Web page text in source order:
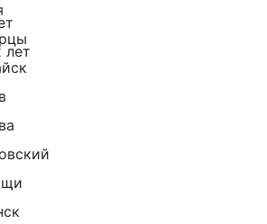
лет